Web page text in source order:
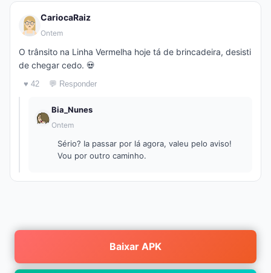
CariocaRaiz
Ontem
O trânsito na Linha Vermelha hoje tá de brincadeira, desisti
de chegar cedo. 💀
♥ 42 💬 Responder
Bia_Nunes
Ontem
Sério? Ia passar por lá agora, valeu pelo aviso!
Vou por outro caminho.
Baixar APK